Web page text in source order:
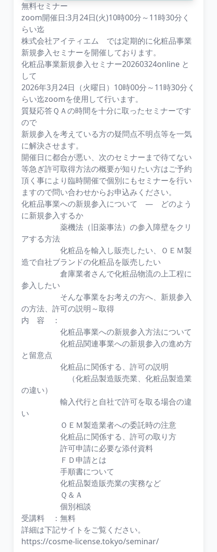
無料セミナー
zoom開催日:3月24日(火)10時00分～11時30分く
らい迄
株式会社アイティエム では定期的に化粧品事業
新規参入セミナーを開催しております。
化粧品事業新規参入セミナー20260324online と
して
2026年3月24日（火曜日）10時00分～11時30分く
らい迄zoomを使用して行います。
質疑応答ＱＡの時間を十分に取ったセミナーです
ので
新規参入を考えている方の疑問点不明点等を一気
に解決させます。
開催日に都合が悪い、次のセミナーまで待てない
等急ぎ許可取得方法の概要が知りたい方はご予約
頂く事により臨時開催で個別にもセミナーを行い
ますので問い合わせからお申込みください。
化粧品事業への新規参入について ― どのよう
に新規参入するか
薬機法（旧薬事法）の参入障壁をクリ
アする方法
化粧品を輸入し販売したい、ＯＥＭ製
造で自社ブランドの化粧品を販売したい
倉庫業者さんで化粧品物流の上工程に
参入したい
そんな事業をお考えの方へ、新規参入
の方法、許可の説明～取得
内 容 ：
化粧品事業への新規参入方法について
化粧品関連事業への新規参入の進め方
と留意点
化粧品に関係する、許可の説明
（化粧品製造販売業、化粧品製造業
の違い）
輸入代行と自社で許可を取る場合の違
い
ＯＥＭ製造業者への委託時の注意
化粧品に関係する、許可の取り方
許可申請に必要な添付資料
ＦＤ申請とは
手順書について
化粧品製造販売業の実務など
Ｑ＆Ａ
個別相談
受講料 ：無料
詳細は下記サイトをご覧ください。
https://cosme-license.tokyo/seminar/